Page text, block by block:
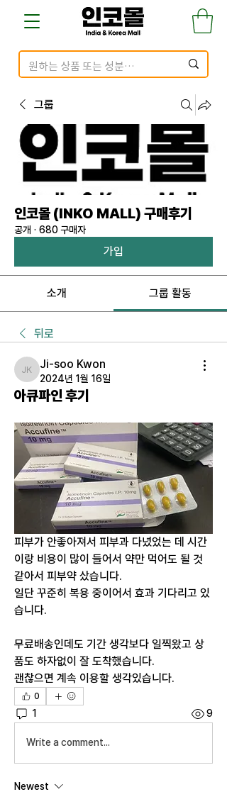
그룹
인코몰 (INKO MALL) 구매후기
공개 · 680 구매자
가입
소개 그룹 활동
뒤로
Ji-soo Kwon
Ji-soo Kwon
2024년 1월 16일
아큐파인 후기
피부가 안좋아져서 피부과 다녔었는 데 시간
이랑 비용이 많이 들어서 약만 먹어도 될 것
같아서 피부약 샀습니다.
일단 꾸준히 복용 중이어서 효과 기다리고 있
습니다.
무료배송인데도 기간 생각보다 일찍왔고 상
품도 하자없이 잘 도착했습니다.
괜찮으면 계속 이용할 생각있습니다.
0
1 9
Write a comment...
Newest